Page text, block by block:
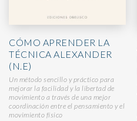
CÓMO APRENDER LA
TÉCNICA ALEXANDER
(N.E)
Un método sencillo y práctico para
mejorar la facilidad y la libertad de
movimiento a través de una mejor
coordinación entre el pensamiento y el
movimiento físico